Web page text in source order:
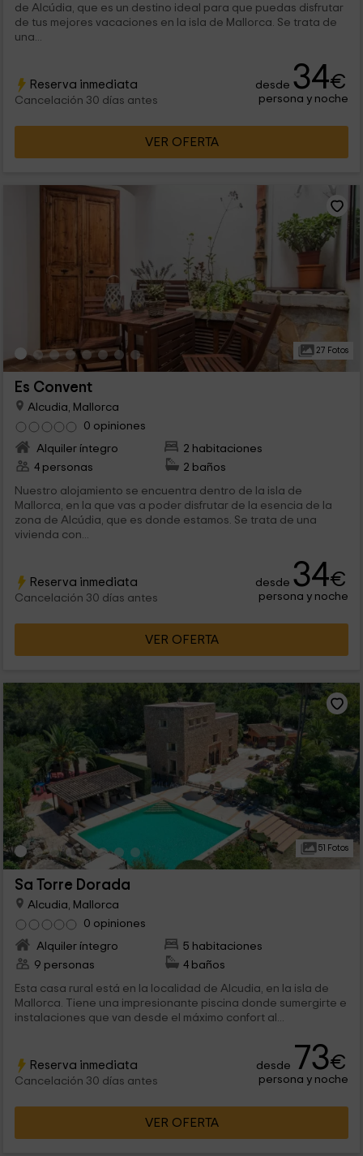
de Alcúdia, que es un destino ideal para que puedas disfrutar
de tus mejores vacaciones en la isla de Mallorca. Se trata de
una...
Reserva inmediata
Cancelación 30 días antes
desde 34€
persona y noche
VER OFERTA
27 Fotos
Es Convent
Alcudia, Mallorca
0 opiniones
Alquiler íntegro
2 habitaciones
4 personas
2 baños
Nuestro alojamiento se encuentra dentro de la isla de
Mallorca, en la que vas a poder disfrutar de la esencia de la
zona de Alcúdia, que es donde estamos. Se trata de una
vivienda con...
Reserva inmediata
Cancelación 30 días antes
desde 34€
persona y noche
VER OFERTA
51 Fotos
Sa Torre Dorada
Alcudia, Mallorca
0 opiniones
Alquiler íntegro
5 habitaciones
9 personas
4 baños
Esta casa rural está en la localidad de Alcudia, en la isla de
Mallorca. Tiene una impresionante piscina donde sumergirte e
instalaciones que van desde el máximo confort al...
Reserva inmediata
Cancelación 30 días antes
desde 73€
persona y noche
VER OFERTA